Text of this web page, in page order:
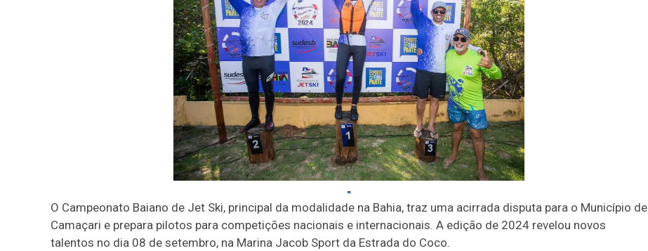
O Campeonato Baiano de Jet Ski, principal da modalidade na Bahia, traz uma acirrada disputa para o Município de
Camaçari e prepara pilotos para competições nacionais e internacionais. A edição de 2024 revelou novos
talentos no dia 08 de setembro, na Marina Jacob Sport da Estrada do Coco.